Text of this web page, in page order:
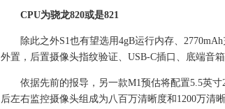
CPU为骁龙820或是821
除此之外S1也有望选用4gB运行内存、
外置，后置摄像头指纹验证、USB-C插口、底端音
依据先前的报导，另一款M1预估将配置5.5英
后左右监控摄像头组成为八百万清晰度和1200万清